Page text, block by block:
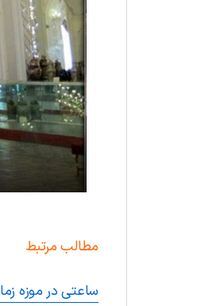
مطالب مرتبط
ساعتی در موزه